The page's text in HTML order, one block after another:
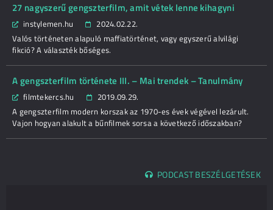
27 nagyszerű gengszterfilm, amit vétek lenne kihagyni
instylemen.hu
2024.02.22.
Valós történeten alapuló maffiatörténet, vagy egyszerű alvilági
fikció? A választék bőséges.
A gengszterfilm története III. – Mai trendek – Tanulmány
filmtekercs.hu
2019.09.29.
A gengszterfilm modern korszak az 1970-es évek végével lezárult.
Vajon hogyan alakult a bűnfilmek sorsa a következő időszakban?
PODCAST BESZÉLGETÉSEK